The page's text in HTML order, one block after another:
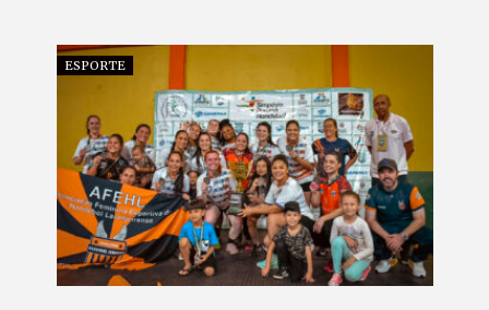
ESPORTE